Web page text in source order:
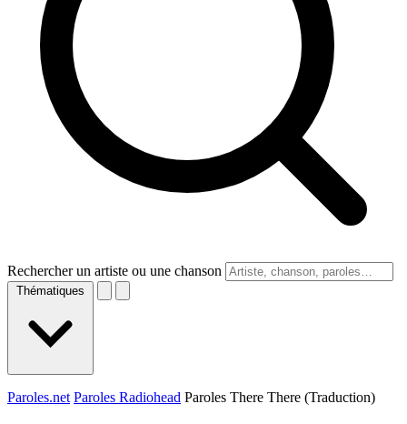
Rechercher un artiste ou une chanson
Thématiques
Paroles.net Paroles Radiohead Paroles There There (Traduction)